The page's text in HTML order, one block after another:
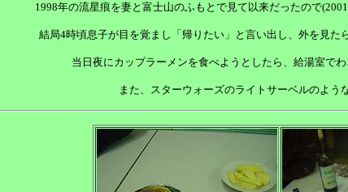
1998年の流星痕を妻と富士山のふもとで見て以来だったので
結局4時頃息子が目を覚まし「帰りたい」と言い出し、外を見た
当日夜にカップラーメンを食べようとしたら、給湯室で
また、スターウォーズのライトサーベルのよう